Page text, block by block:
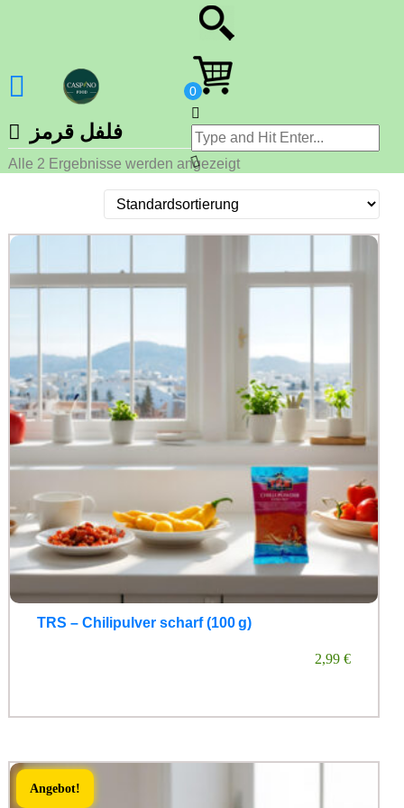
فلفل قرمز
Alle 2 Ergebnisse werden angezeigt
TRS – Chilipulver scharf (100 g)
€
2,99
Angebot!